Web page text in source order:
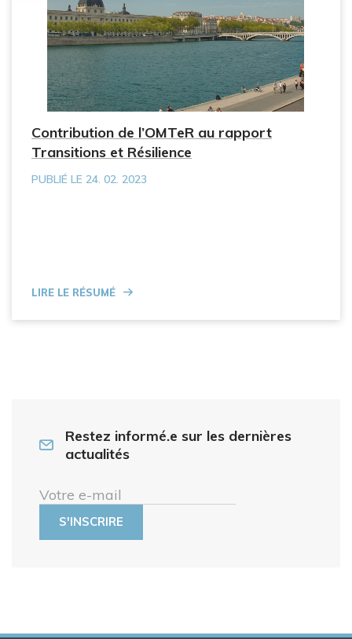
Contribution de l’OMTeR au rapport
Transitions et Résilience
PUBLIÉ LE 24. 02. 2023
Lire le résumé
Restez informé.e sur les dernières
actualités
Votre e-mail